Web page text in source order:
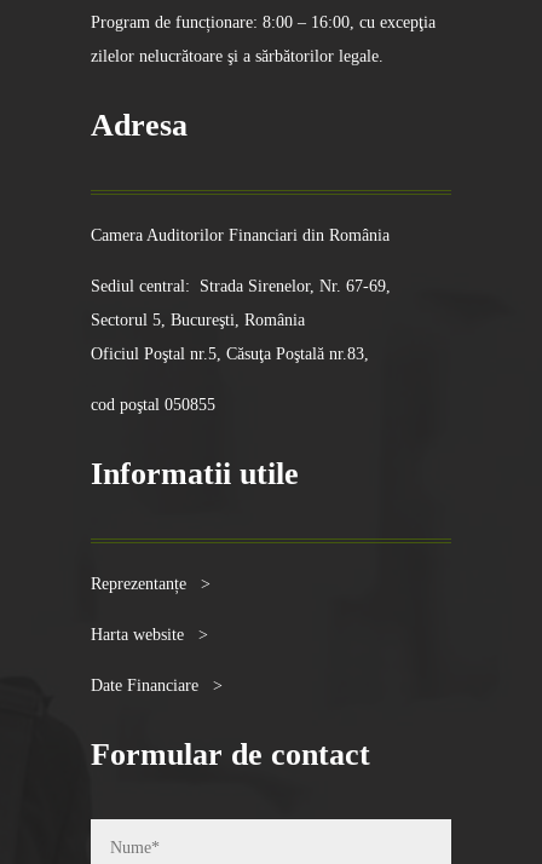
Program de funcționare: 8:00 – 16:00, cu excepţia
zilelor nelucrătoare şi a sărbătorilor legale.
Adresa
Camera Auditorilor Financiari din România
Sediul central: Strada Sirenelor, Nr. 67-69,
Sectorul 5, Bucureşti, România
Oficiul Poştal nr.5, Căsuţa Poştală nr.83,
cod poştal 050855
Informatii utile
Reprezentanțe >
Harta website >
Date Financiare >
Formular de contact